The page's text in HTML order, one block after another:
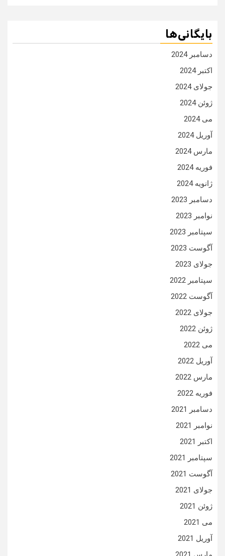
بایگانی‌ها
دسامبر 2024
اکتبر 2024
جولای 2024
ژوئن 2024
می 2024
آوریل 2024
مارس 2024
فوریه 2024
ژانویه 2024
دسامبر 2023
نوامبر 2023
سپتامبر 2023
آگوست 2023
جولای 2023
سپتامبر 2022
آگوست 2022
جولای 2022
ژوئن 2022
می 2022
آوریل 2022
مارس 2022
فوریه 2022
دسامبر 2021
نوامبر 2021
اکتبر 2021
سپتامبر 2021
آگوست 2021
جولای 2021
ژوئن 2021
می 2021
آوریل 2021